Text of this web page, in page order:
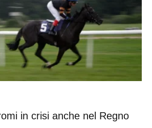
in crisi anche nel Regno